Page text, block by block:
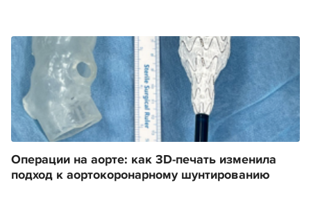
Операции на аорте: как 3D-печать изменила
подход к аортокоронарному шунтированию